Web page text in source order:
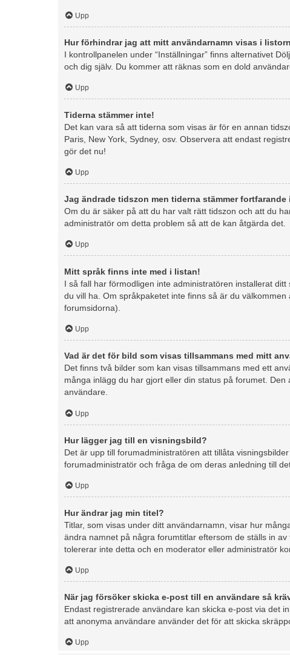
Upp
Hur förhindrar jag att mitt användarnamn visas i
I kontrollpanelen under “Inställningar” finns alternativet
och dig själv. Du kommer att räknas som en dold
Upp
Tiderna stämmer inte!
Det kan vara så att tiderna som visas är för en annan
Paris, New York, Sydney, osv. Observera att endast
gör det nu!
Upp
Jag ändrade tidszon men tiderna stämmer fortfarande
Om du är säker på att du har valt rätt tidszon och att du
administratör om detta problem så att de kan åtgärda det.
Upp
Mitt språk finns inte med i listan!
I så fall har förmodligen inte administratören installerat
du vill ha. Om språkpaketet inte finns så är du
forumsidorna).
Upp
Vad är det för bild som visas tillsammans med mitt
Det finns två bilder som kan visas tillsammans med ett
många inlägg du har gjort eller din status på forumet.
användare.
Upp
Hur lägger jag till en visningsbild?
Det är upp till forumadministratören att tillåta
forumadministratör och fråga de om deras anledning till
Upp
Hur ändrar jag min titel?
Titlar, som visas under ditt användarnamn, visar hur
ändra namnet på några forumtitlar eftersom de ställs in
tolererar inte detta och en moderator eller administratör
Upp
När jag försöker skicka e-post till en användare så
Endast registrerade användare kan skicka e-post via det
att anonyma användare använder det för att skicka
Upp